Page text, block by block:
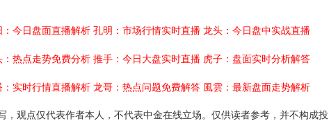
：今日盘面直播解析 孔明：市场行情实时直播 龙头：今日盘中实战直播
：热点走势免费分析 推手：今日大盘实时直播 虎子：盘面实时分析解答
：实时行情直播解析 龙哥：热点问题免费解答 風雲：最新盘面走势解析
，观点仅代表作者本人，不代表中金在线立场。仅供读者参考，并不构成投